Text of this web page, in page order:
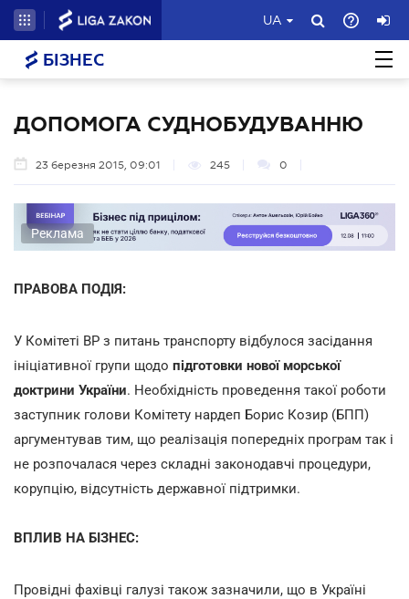
UA
БІЗНЕС
ДОПОМОГА СУДНОБУДУВАННЮ
23 березня 2015, 09:01 245 0
Реклама
ПРАВОВА ПОДІЯ:
У Комітеті ВР з питань транспорту відбулося засідання
ініціативної групи щодо підготовки нової морської
доктрини України. Необхідність проведення такої роботи
заступник голови Комітету нардеп Борис Козир (БПП)
аргументував тим, що реалізація попередніх програм так і
не розпочалася через складні законодавчі процедури,
корупцію, відсутність державної підтримки.
ВПЛИВ НА БІЗНЕС:
Провідні фахівці галузі також зазначили, що в Україні